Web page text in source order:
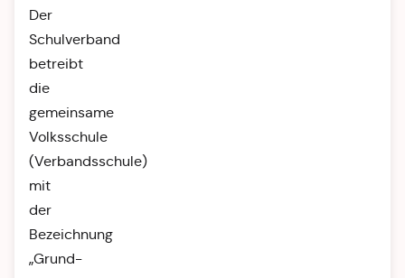
Der
Schulverband
betreibt
die
gemeinsame
Volksschule
(Verbandsschule)
mit
der
Bezeichnung
„Grund-